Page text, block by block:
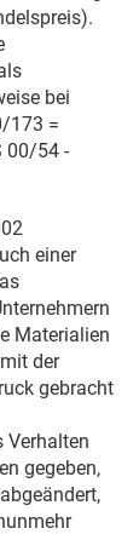
bei
173 =
00/54 -
einer
Materialien
der
gebracht
Verhalten
gegeben,